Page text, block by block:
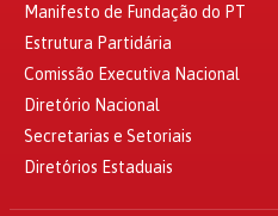
Manifesto de Fundação do PT
Estrutura Partidária
Comissão Executiva Nacional
Diretório Nacional
Secretarias e Setoriais
Diretórios Estaduais